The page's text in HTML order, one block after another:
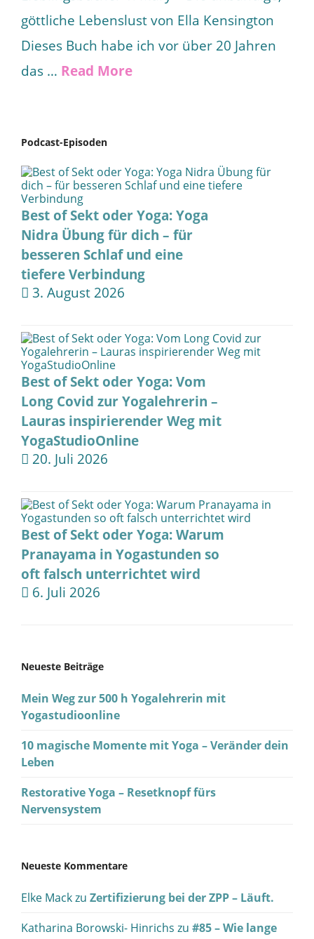
göttliche Lebenslust von Ella Kensington
Dieses Buch habe ich vor über 20 Jahren
das … Read More
Podcast-Episoden
Best of Sekt oder Yoga: Yoga
Nidra Übung für dich – für
besseren Schlaf und eine
tiefere Verbindung
3. August 2026
Best of Sekt oder Yoga: Vom
Long Covid zur Yogalehrerin –
Lauras inspirierender Weg mit
YogaStudioOnline
20. Juli 2026
Best of Sekt oder Yoga: Warum
Pranayama in Yogastunden so
oft falsch unterrichtet wird
6. Juli 2026
Neueste Beiträge
Mein Weg zur 500 h Yogalehrerin mit
Yogastudioonline
10 magische Momente mit Yoga – Veränder dein
Leben
Restorative Yoga – Resetknopf fürs
Nervensystem
Neueste Kommentare
Elke Mackzu Zertifizierung bei der ZPP – Läuft.
Katharina Borowski- Hinrichs zu #85 – Wie lange